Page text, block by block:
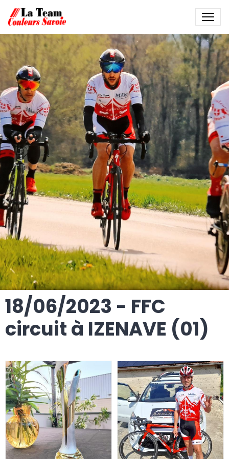
18/06/2023 - FFC
circuit à IZENAVE (01)